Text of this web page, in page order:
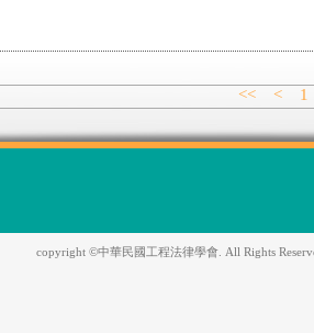
<< < 1
copyright ©中華民國工程法律學會. All Rights